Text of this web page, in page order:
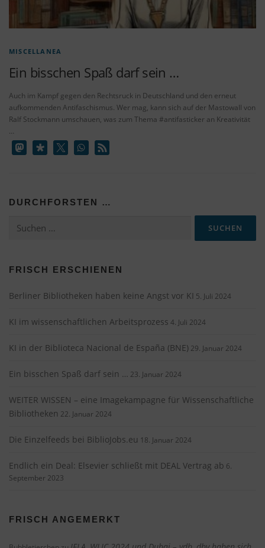
MISCELLANEA
Ein bisschen Spaß darf sein …
Auch im Kampf gegen den Rechtsruck in Deutschland und den erneut
aufkommenden Antifaschismus. Wer mag, kann sich auf der Mastowall von
Ralf Stockmann umschauen, was zum Thema #antifasticker an Kreativität
…
DURCHFORSTEN …
nach:
FRISCH ERSCHIENEN
Berliner Bibliotheken haben keine Angst vor KI 5. Juli 2024
KI im wissenschaftlichen Arbeitsprozess 4. Juli 2024
KI in der Biblioteca Nacional de España (BNE) 29. Januar 2024
Ein bisschen Spaß darf sein … 23. Januar 2024
WEITER WISSEN – eine Imagekampagne für Wissenschaftliche
Bibliotheken 22. Januar 2024
Die Einzelfeeds bei BiblioJobs.eu 18. Januar 2024
Endlich ein Deal: Elsevier schließt mit DEAL Vertrag ab 6.
September 2023
FRISCH ANGEMERKT